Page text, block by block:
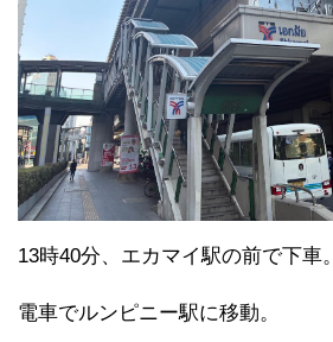
13時40分、エカマイ駅の前で下車。
電車でルンピニー駅に移動。